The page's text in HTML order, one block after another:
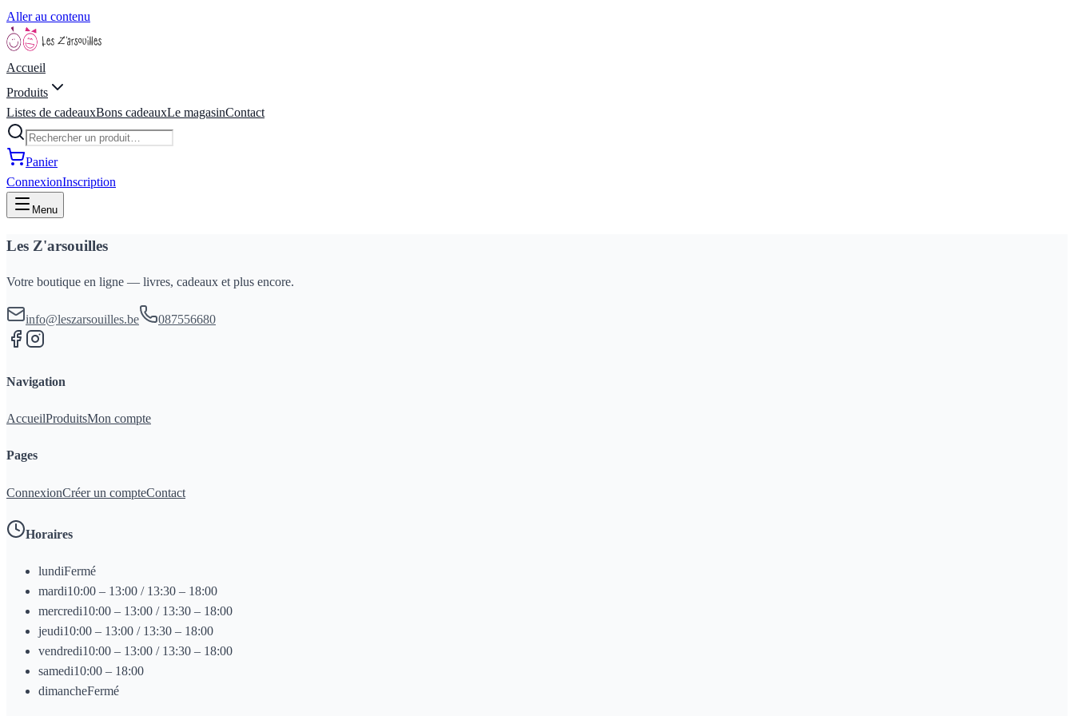
Aller au contenu
Accueil
Produits
Listes de cadeauxBons cadeauxLe magasinContact
Panier
ConnexionInscription
Menu
Les Z'arsouilles
Votre boutique en ligne — livres, cadeaux et plus encore.
info@leszarsouilles.be 087556680
Navigation
AccueilProduitsMon compte
Pages
ConnexionCréer un compteContact
Horaires
lundiFermé
mardi10:00 – 13:00 / 13:30 – 18:00
mercredi10:00 – 13:00 / 13:30 – 18:00
jeudi10:00 – 13:00 / 13:30 – 18:00
vendredi10:00 – 13:00 / 13:30 – 18:00
samedi10:00 – 18:00
dimancheFermé